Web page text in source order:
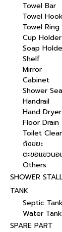
Towel Bar
Towel Hook
Towel Ring
Cup Holder
Soap
Shelf
Mirror
Cabinet
Shower
Handrail
Hand Dryer
Floor Drain
Toilet
ถังขยะ
ตะขอแขวนอ
Others
SHOWER
TANK
Septic Tank
Water Tank
SPARE PART